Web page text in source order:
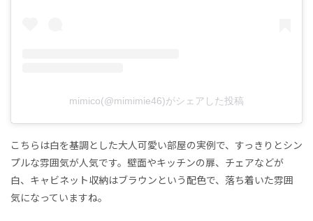
mimico(@mimimie46)がシェアした投稿
こちらは白を基調とした大人可愛い部屋の実例で、すっきりとシン
プルな雰囲気が人気です。壁面やキッチンの扉、チェアなどが
白、キャビネット収納はブラウンという配色で、落ち着いた雰囲
気になっていますね。